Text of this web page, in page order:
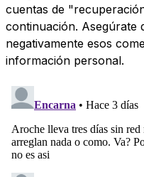
cuentas de
continuación. Asegúrate
negativamente esos
información personal.